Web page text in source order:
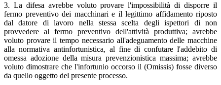
3. La difesa avrebbe voluto provare l'impossibilità di disporre il
fermo preventivo dei macchinari e il legittimo affidamento riposto
dal datore di lavoro nella stessa scelta degli ispettori di non
provvedere al fermo preventivo dell'attività produttiva; avrebbe
voluto provare il tempo necessario all'adeguamento delle macchine
alla normativa antinfortunistica, al fine di confutare l'addebito di
omessa adozione della misura prevenzionistica massima; avrebbe
voluto dimostrare che l'infortunio occorso il (Omissis) fosse diverso
da quello oggetto del presente processo.